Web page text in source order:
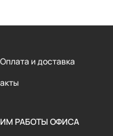
Оплата и доставка
РАБОТЫ ОФИСА